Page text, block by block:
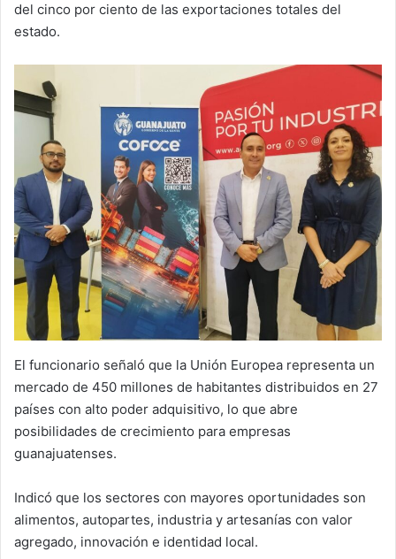
del cinco por ciento de las exportaciones totales del
estado.
El funcionario señaló que la Unión Europea representa un
mercado de 450 millones de habitantes distribuidos en 27
países con alto poder adquisitivo, lo que abre
posibilidades de crecimiento para empresas
guanajuatenses.
Indicó que los sectores con mayores oportunidades son
alimentos, autopartes, industria y artesanías con valor
agregado, innovación e identidad local.